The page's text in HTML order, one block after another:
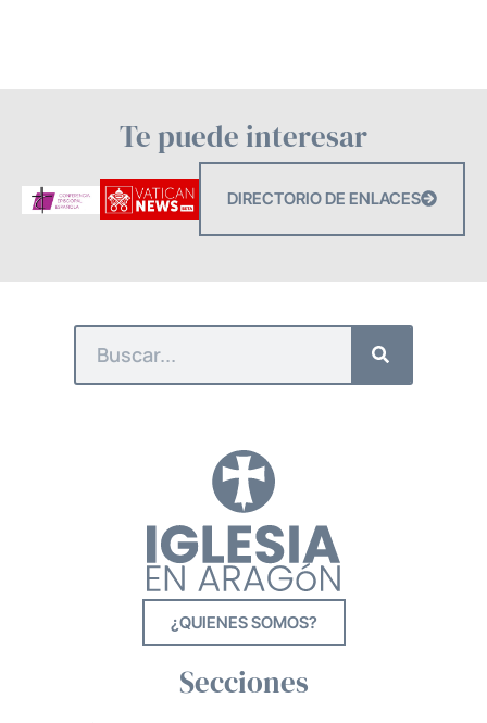
Te puede interesar
DIRECTORIO DE ENLACES
¿QUIENES SOMOS?
Secciones